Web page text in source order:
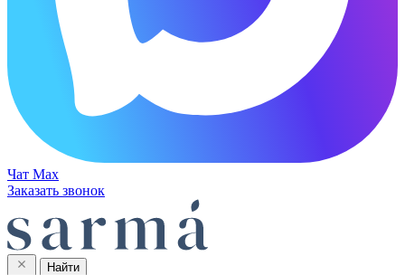
Чат Max
Заказать звонок
Найти